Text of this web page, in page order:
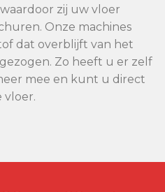
zij uw vloer
Onze machines
dat overblijft van het
Zo heeft u er zelf
mee en kunt u direct
vloer.